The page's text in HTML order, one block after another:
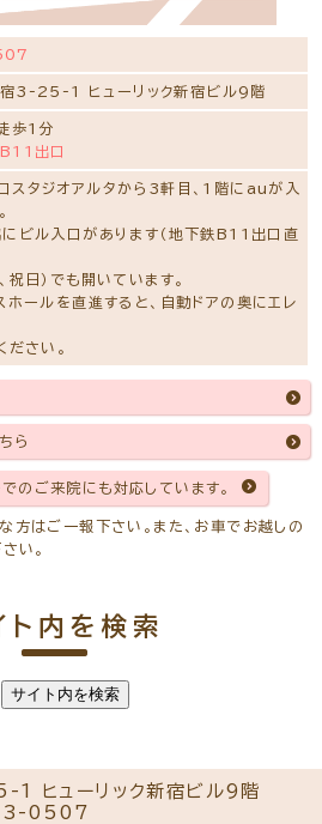
視学会、日本神経眼科学会
卒業
学教室入局
科派遣勤務・麻酔標榜医取得
眼科学教室入局
母会 聖母病院派遣勤務
科専門医取得
長
聖母会 聖母病院退職
科医院 常勤医師就任
号（１９９７年４月）学校における
5号（2005年5月）白内障術後に
下斜視の１例
号（２００３年５月）間歇性外斜視
眼球運動の定量的解析
。
外来予約をする
専門治療予約をする
レンズ診療予約をする
の医師の経歴はこちら
3-25-1 ヒューリック新宿ビル9階
歩1分
B11出口
スタジオアルタから3軒目、1階にauが入
ビル入口があります（地下鉄B11出口直
祝日）でも開いています。
ールを直進すると、自動ドアの奥にエレ
さい。
ら
のご来院にも対応しています。
方はご一報下さい。また、お車でお越しの
い。
ト内を検索
1 ヒューリック新宿ビル9階
0507